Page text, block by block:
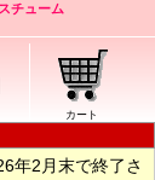
チューム
カート
年2月末で終了さ